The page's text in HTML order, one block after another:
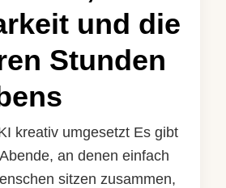
und die
Stunden
kreativ umgesetzt Es gibt
an denen einfach
sitzen zusammen,